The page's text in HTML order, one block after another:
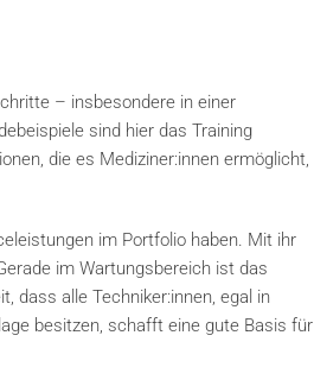
– insbesondere in einer
sind hier das Training
die es Mediziner:innen ermöglicht,
im Portfolio haben. Mit ihr
im Wartungsbereich ist das
dass alle Techniker:innen, egal in
besitzen, schafft eine gute Basis für